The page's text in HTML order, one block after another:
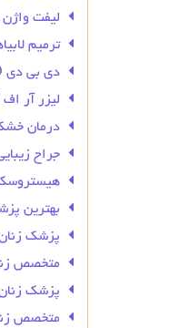
لیفت
ترمیم
دی بی دی DBD پلاسما واژن
لیزر آر اف RF واژینال
درمان
جراح
بهترین
پزشک زنان
متخصص
پزشک
متخصص